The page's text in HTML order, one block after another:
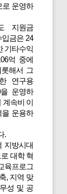
로 운영하
지원금
입금은 24
기타수익
억 중에
해서 그
연구용
운영하
속비 이
을 운용하
.
지방시대
대학 혁
프로그
, 지역 맞
성 및 공